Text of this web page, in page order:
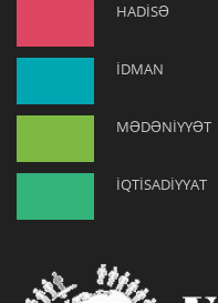
HADİSƏ
İDMAN
MƏDƏNİYYƏT
İQTİSADİYYAT